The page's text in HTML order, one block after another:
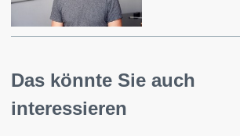
Das könnte Sie auch
interessieren